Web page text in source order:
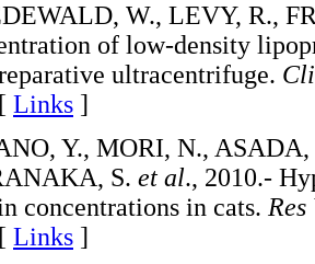
W., LEVY, R.,
of low-density
ultracentrifuge.
Links ]
Y., MORI, N.,
S. et al., 2010.-
concentrations in cats. Res
Links ]